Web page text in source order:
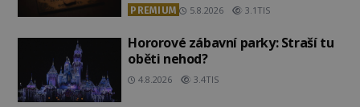
PREMIUM 5.8.2026 3.1TIS
Hororové zábavní parky: Straší tu
oběti nehod?
4.8.2026 3.4TIS